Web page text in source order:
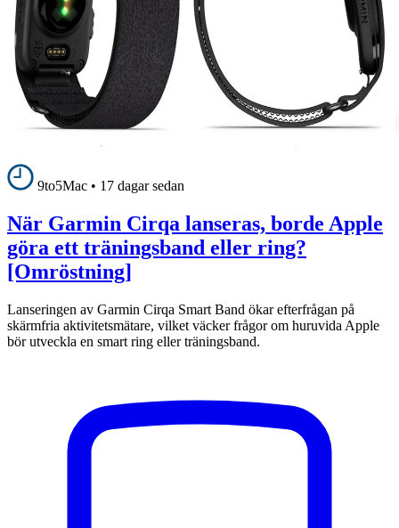
9to5Mac • 17 dagar sedan
När Garmin Cirqa lanseras, borde Apple
göra ett träningsband eller ring?
[Omröstning]
Lanseringen av Garmin Cirqa Smart Band ökar efterfrågan på
skärmfria aktivitetsmätare, vilket väcker frågor om huruvida Apple
bör utveckla en smart ring eller träningsband.